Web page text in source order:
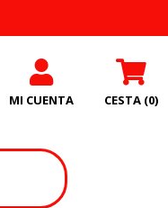
MI CUENTA CESTA (0)